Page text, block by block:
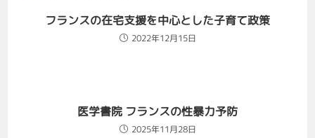
フランスの在宅支援を中心とした子育て政策
2022年12月15日
医学書院 フランスの性暴力予防
2025年11月28日